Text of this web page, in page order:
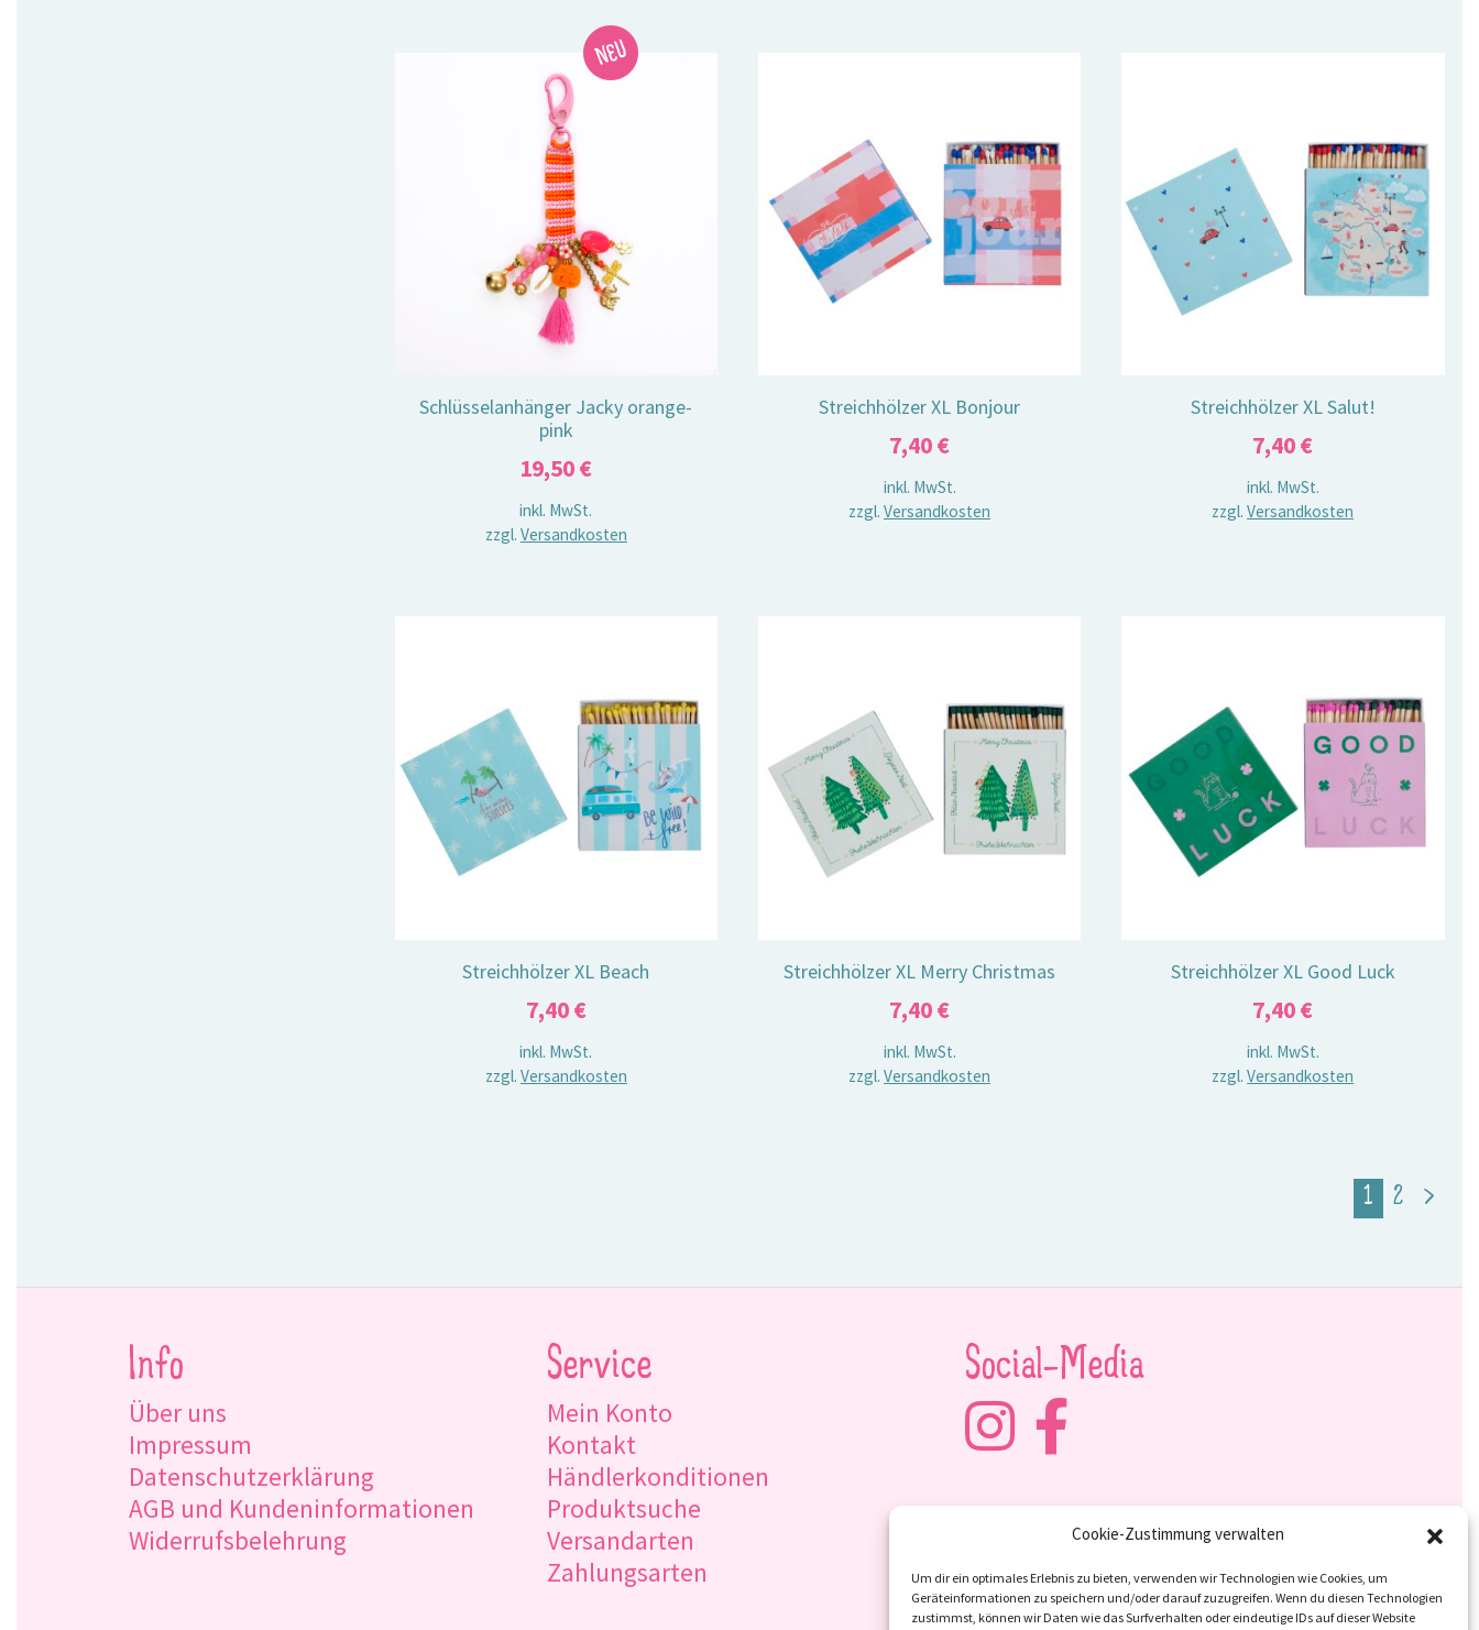
Cookie-Zustimmung verwalten
Um dir ein optimales Erlebnis zu bieten, verwenden wir Technologien wie Cookies, um
Geräteinformationen zu speichern und/oder darauf zuzugreifen. Wenn du diesen Technologien
zustimmst, können wir Daten wie das Surfverhalten oder eindeutige IDs auf dieser Website
Schlüsselanhänger Jacky orange-
pink
19,50€
inkl. MwSt.
zzgl. Versandkosten
Streichhölzer XL Bonjour
7,40€
inkl. MwSt.
zzgl.Versandkosten
Streichhölzer XL Salut!
7,40€
inkl. MwSt.
zzgl.Versandkosten
Streichhölzer XL Beach
7,40€
inkl. MwSt.
zzgl. Versandkosten
Streichhölzer XL Merry Christmas
7,40€
inkl. MwSt.
zzgl.Versandkosten
Streichhölzer XL Good Luck
7,40€
inkl. MwSt.
zzgl.Versandkosten
1 2 >
Info
Über uns
Impressum
Datenschutzerklärung
AGB und Kundeninformationen
Widerrufsbelehrung
Service
Mein Konto
Kontakt
Händlerkonditionen
Produktsuche
Versandarten
Zahlungsarten
Social-Media